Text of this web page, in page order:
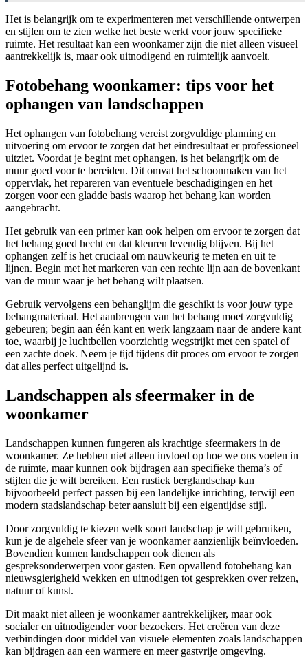
Het is belangrijk om te experimenteren met verschillende ontwerpen
en stijlen om te zien welke het beste werkt voor jouw specifieke
ruimte. Het resultaat kan een woonkamer zijn die niet alleen visueel
aantrekkelijk is, maar ook uitnodigend en ruimtelijk aanvoelt.
Fotobehang woonkamer: tips voor het
ophangen van landschappen
Het ophangen van fotobehang vereist zorgvuldige planning en
uitvoering om ervoor te zorgen dat het eindresultaat er professioneel
uitziet. Voordat je begint met ophangen, is het belangrijk om de
muur goed voor te bereiden. Dit omvat het schoonmaken van het
oppervlak, het repareren van eventuele beschadigingen en het
zorgen voor een gladde basis waarop het behang kan worden
aangebracht.
Het gebruik van een primer kan ook helpen om ervoor te zorgen dat
het behang goed hecht en dat kleuren levendig blijven. Bij het
ophangen zelf is het cruciaal om nauwkeurig te meten en uit te
lijnen. Begin met het markeren van een rechte lijn aan de bovenkant
van de muur waar je het behang wilt plaatsen.
Gebruik vervolgens een behanglijm die geschikt is voor jouw type
behangmateriaal. Het aanbrengen van het behang moet zorgvuldig
gebeuren; begin aan één kant en werk langzaam naar de andere kant
toe, waarbij je luchtbellen voorzichtig wegstrijkt met een spatel of
een zachte doek. Neem je tijd tijdens dit proces om ervoor te zorgen
dat alles perfect uitgelijnd is.
Landschappen als sfeermaker in de
woonkamer
Landschappen kunnen fungeren als krachtige sfeermakers in de
woonkamer. Ze hebben niet alleen invloed op hoe we ons voelen in
de ruimte, maar kunnen ook bijdragen aan specifieke thema’s of
stijlen die je wilt bereiken. Een rustiek berglandschap kan
bijvoorbeeld perfect passen bij een landelijke inrichting, terwijl een
modern stadslandschap beter aansluit bij een eigentijdse stijl.
Door zorgvuldig te kiezen welk soort landschap je wilt gebruiken,
kun je de algehele sfeer van je woonkamer aanzienlijk beïnvloeden.
Bovendien kunnen landschappen ook dienen als
gespreksonderwerpen voor gasten. Een opvallend fotobehang kan
nieuwsgierigheid wekken en uitnodigen tot gesprekken over reizen,
natuur of kunst.
Dit maakt niet alleen je woonkamer aantrekkelijker, maar ook
socialer en uitnodigender voor bezoekers. Het creëren van deze
verbindingen door middel van visuele elementen zoals landschappen
kan bijdragen aan een warmere en meer gastvrije omgeving.